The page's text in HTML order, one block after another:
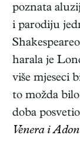
poznata
i parodiju
harala je
više mjeseci
to možda
doba
Venera i